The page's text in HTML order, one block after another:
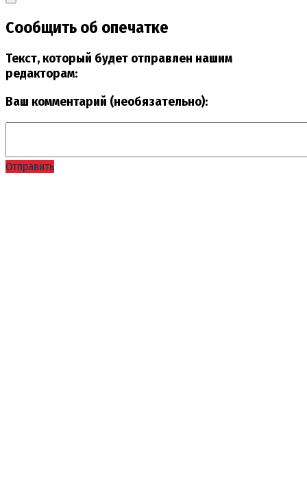
Сообщить об опечатке
Текст, который будет отправлен нашим
редакторам:
Ваш комментарий (необязательно):
Отправить